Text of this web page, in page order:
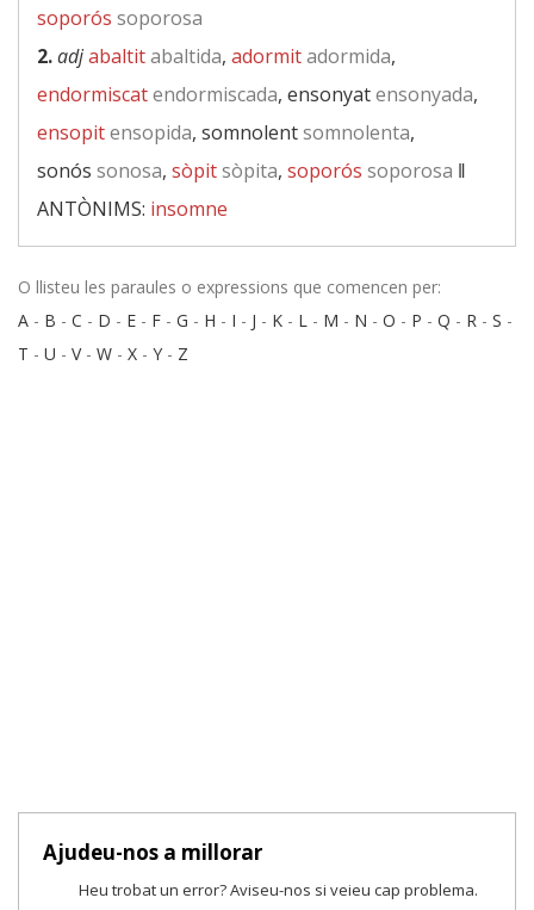
soporós soporosa
2.adjabaltitabaltida, adormitadormida,
endormiscatendormiscada, ensonyatensonyada,
ensopitensopida, somnolentsomnolenta,
sonós sonosa, sòpitsòpita, soporós soporosa ‖
ANTÒNIMS: insomne
O llisteu les paraules o expressions que comencen per:
A - B - C - D - E - F - G - H - I - J - K - L - M - N - O - P - Q - R - S -
T - U - V- W - X - Y - Z
Ajudeu-nos a millorar
Heu trobat un error? Aviseu-nos si veieu cap problema.